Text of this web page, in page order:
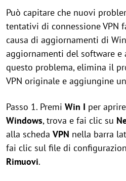
Può capitare che nuovi
tentativi di connessione VPN
causa di aggiornamenti di
aggiornamenti del software
questo problema, elimina il
VPN originale e aggiungine
Passo 1. Premi Win I per aprire
Windows, trova e fai clic su
alla scheda VPN nella barra
fai clic sul file di
Rimuovi.